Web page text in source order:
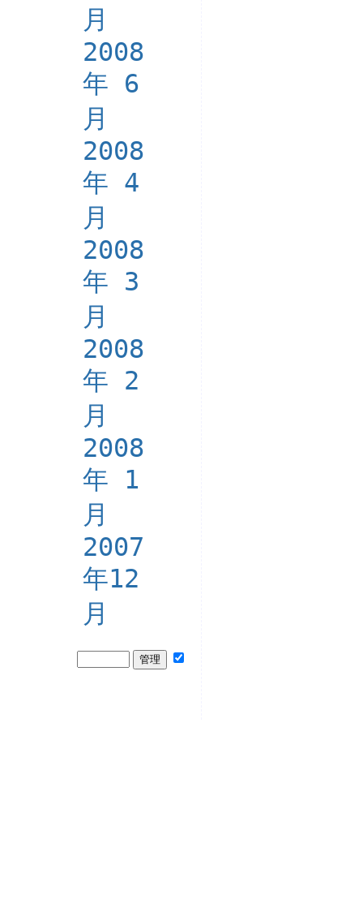
月
2008
年 6
月
2008
年 4
月
2008
年 3
月
2008
年 2
月
2008
年 1
月
2007
年12
月